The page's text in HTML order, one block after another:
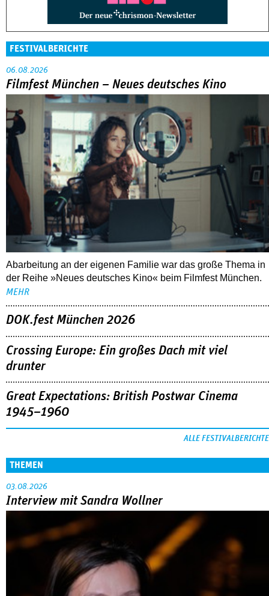
FESTIVALBERICHTE
06.08.2026
Filmfest München – Neues deutsches Kino
Abarbeitung an der eigenen Familie war das große Thema in
der Reihe »Neues deutsches Kino« beim Filmfest München.
MEHR
DOK.fest München 2026
Crossing Europe: Ein großes Dach mit viel
drunter
Great Expectations: British Postwar Cinema
1945–1960
ALLE FESTIVALBERICHTE
THEMEN
03.08.2026
Interview mit Sandra Wollner